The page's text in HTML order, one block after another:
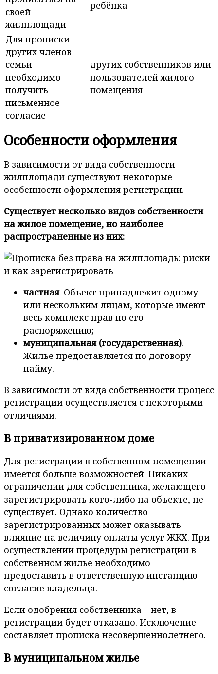
своей
жилплощади
ребёнка
Для прописки
других членов
семьи
необходимо
получить
письменное
согласие
других собственников или
пользователей жилого
помещения
Особенности оформления
В зависимости от вида собственности
жилплощади существуют некоторые
особенности оформления регистрации.
Существует несколько видов собственности
на жилое помещение, но наиболее
распространенные из них:
частная. Объект принадлежит одному
или нескольким лицам, которые имеют
весь комплекс прав по его
распоряжению;
муниципальная (государственная).
Жилье предоставляется по договору
найму.
В зависимости от вида собственности процесс
регистрации осуществляется с некоторыми
отличиями.
В приватизированном доме
Для регистрации в собственном помещении
имеется больше возможностей. Никаких
ограничений для собственника, желающего
зарегистрировать кого-либо на объекте, не
существует. Однако количество
зарегистрированных может оказывать
влияние на величину оплаты услуг ЖКХ. При
осуществлении процедуры регистрации в
собственном жилье необходимо
предоставить в ответственную инстанцию
согласие владельца.
Если одобрения собственника – нет, в
регистрации будет отказано. Исключение
составляет прописка несовершеннолетнего.
В муниципальном жилье